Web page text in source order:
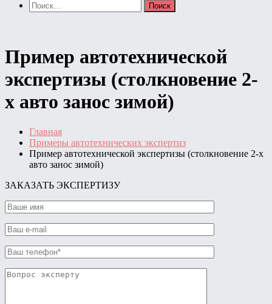
Найти:
Пример автотехнической
экспертизы (столкновение 2-
х авто занос зимой)
Главная
Примеры автотехнических экспертиз
Пример автотехнической экспертизы (столкновение 2-х
авто занос зимой)
ЗАКАЗАТЬ ЭКСПЕРТИЗУ